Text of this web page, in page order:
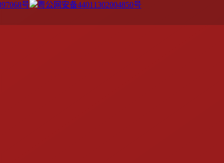
号
粤公网安备44011302004850号